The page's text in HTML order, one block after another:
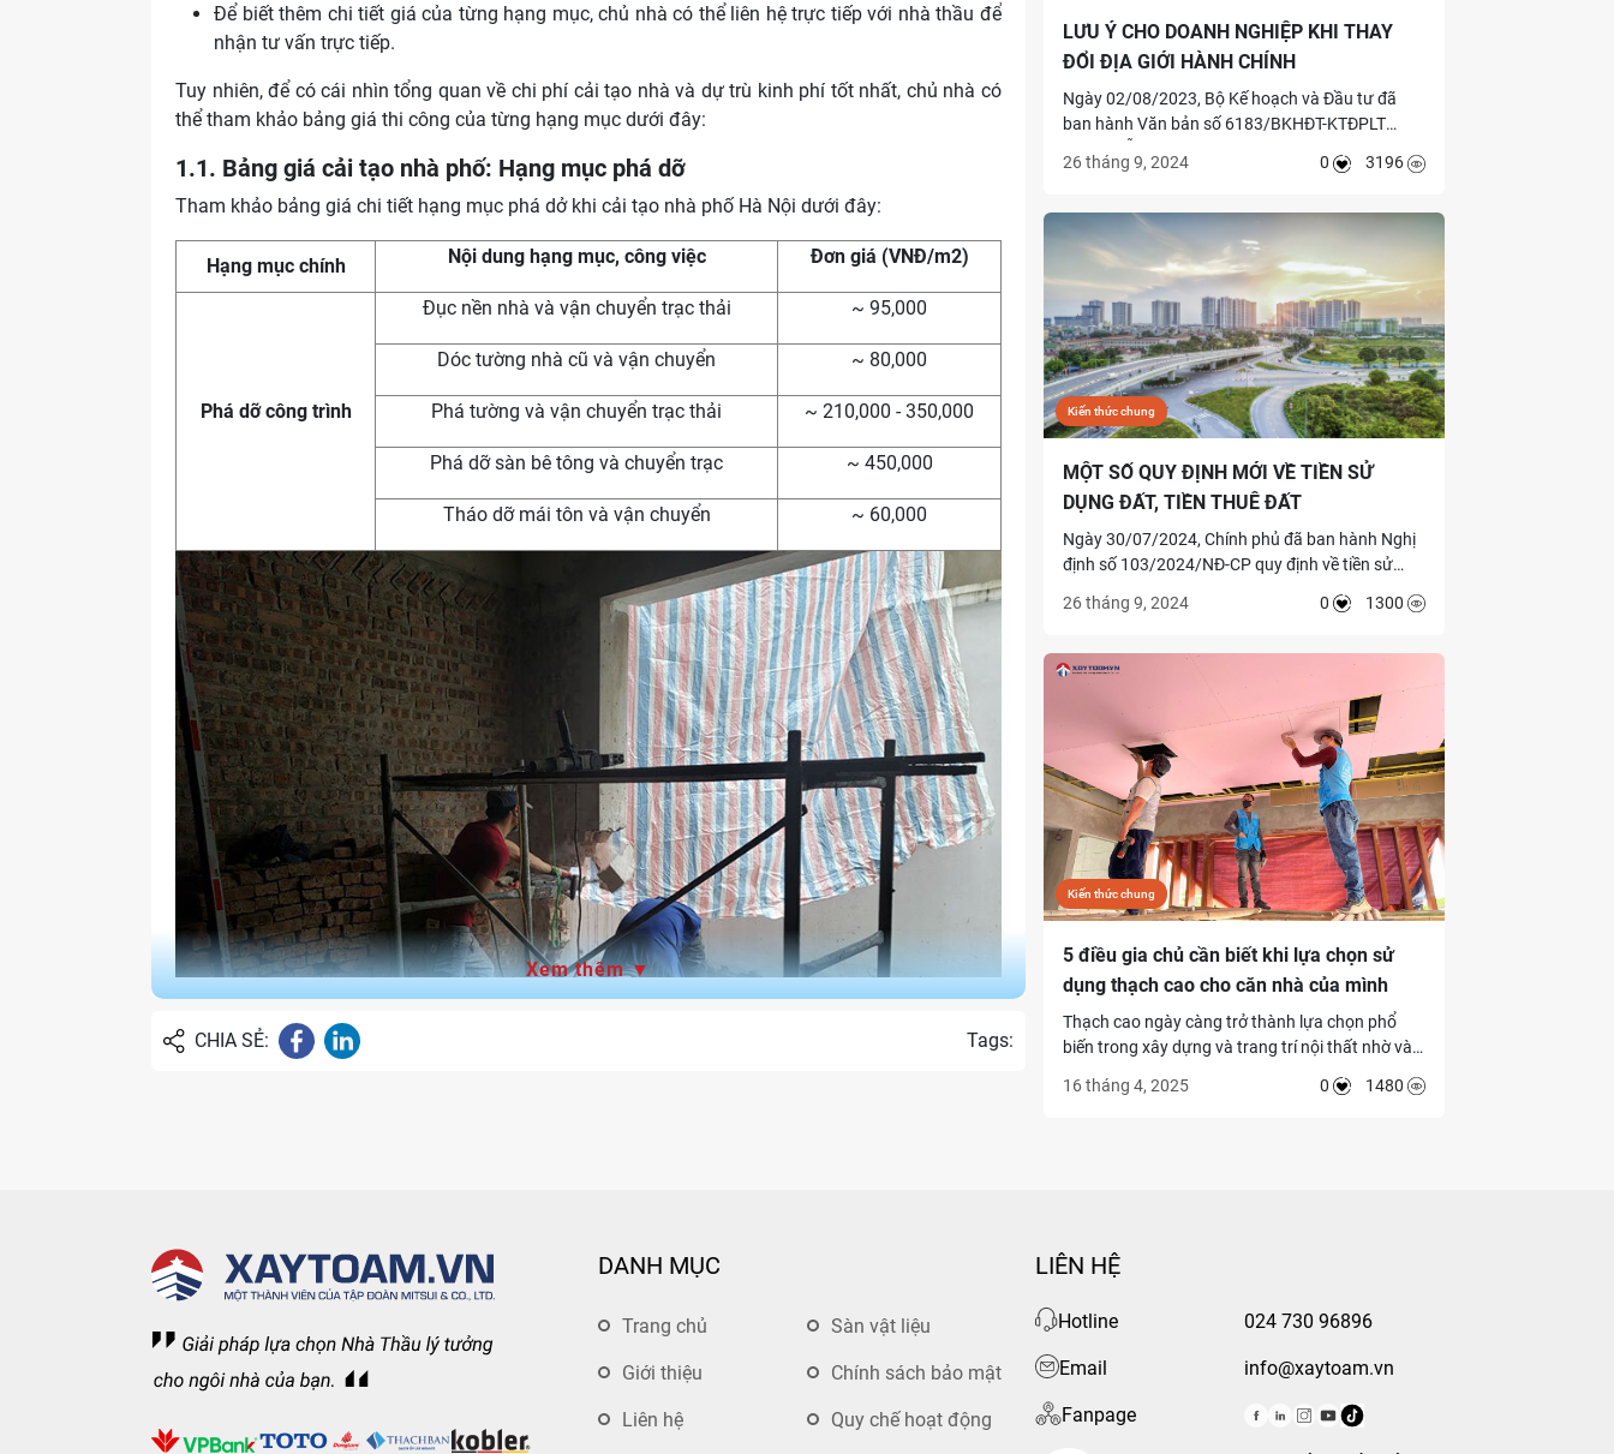
Để biết thêm chi tiết giá của từng hạng mục, chủ nhà có thể liên hệ trực tiếp với nhà thầu để
nhận tư vấn trực tiếp.
Tuy nhiên, để có cái nhìn tổng quan về chi phí cải tạo nhà và dự trù kinh phí tốt nhất, chủ nhà có
thể tham khảo bảng giá thi công của từng hạng mục dưới đây:
1.1. Bảng giá cải tạo nhà phố: Hạng mục phá dỡ
Tham khảo bảng giá chi tiết hạng mục phá dở khi cải tạo nhà phố Hà Nội dưới đây:
Hạng mục chính Nội dung hạng mục, công việc Đơn giá (VNĐ/m2)
Phá dỡ công trình
Đục nền nhà và vận chuyển trạc thải ~ 95,000
Dóc tường nhà cũ và vận chuyển ~ 80,000
Phá tường và vận chuyển trạc thải ~ 210,000 - 350,000
Phá dỡ sàn bê tông và chuyển trạc ~ 450,000
Tháo dỡ mái tôn và vận chuyển ~ 60,000
Hạn mục chính Nội dung hạng mục, công việc
Xây tường ~ 270,000 - 485,000
Xem thêm ▼
CHIA SẺ: Tags:
LƯU Ý CHO DOANH NGHIỆP KHI THAY
ĐỔI ĐỊA GIỚI HÀNH CHÍNH
Ngày 02/08/2023, Bộ Kế hoạch và Đầu tư đã
ban hành Văn bản số 6183/BKHĐT-KTĐPLT
hiện sắp xếp đơn vị hành chính cấp huyện, cấp
nghiệp cần lưu ý về việc thực hiện điều chỉnh
Giấy chứng nhận đăng ký đầu tư và Giấy chứng
nhận đăng ký doanh nghiệp như sau.
26 tháng 9, 2024 0 3196
Kiến thức chung
MỘT SỐ QUY ĐỊNH MỚI VỀ TIỀN SỬ
DỤNG ĐẤT, TIỀN THUÊ ĐẤT
Ngày 30/07/2024, Chính phủ đã ban hành Nghị
định số 103/2024/NĐ-CP quy định về tiền sử
định 103 có hiệu lực từ ngày 01/08/2024 và có
26 tháng 9, 2024 0 1300
Kiến thức chung
5 điều gia chủ cần biết khi lựa chọn sử
dụng thạch cao cho căn nhà của mình
Thạch cao ngày càng trở thành lựa chọn phổ
biến trong xây dựng và trang trí nội thất nhờ vào
không gian sống sang trọng. Tuy nhiên, để đảm
16 tháng 4, 2025 0 1480
DANH MỤC
Trang chủ Sàn vật liệu
Giới thiệu Chính sách bảo mật
Liên hệ Quy chế hoạt động
LIÊN HỆ
Hotline 024 730 96896
Email info@xaytoam.vn
Fanpage